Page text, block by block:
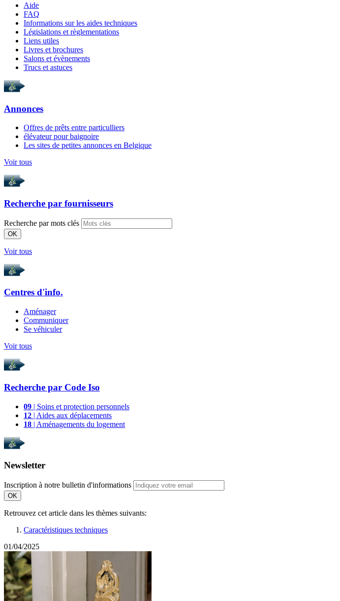
Aide
FAQ
Informations sur les aides techniques
Législations et règlementations
Liens utiles
Livres et brochures
Salons et évènements
Trucs et astuces
Annonces
Offres de prêts entre particulliers
élévateur pour baignoire
Les sites de petites annonces en Belgique
Voir tous
Recherche par fournisseurs
Recherche par mots clés
OK
Voir tous
Centres d'info.
Aménager
Communiquer
Se véhiculer
Voir tous
Recherche par Code Iso
09 | Soins et protection personnels
12 | Aides aux déplacements
18 | Aménagements du logement
Newsletter
Inscription à notre bulletin d'informations
OK
Retrouvez cet article dans les thèmes suivants:
Caractéristiques techniques
01/04/2025